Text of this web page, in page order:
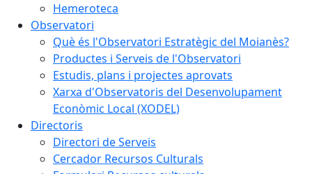
Hemeroteca
Observatori
Què és l'Observatori Estratègic del Moianès?
Productes i Serveis de l'Observatori
Estudis, plans i projectes aprovats
Xarxa d'Observatoris del Desenvolupament
Econòmic Local (XODEL)
Directoris
Directori de Serveis
Cercador Recursos Culturals